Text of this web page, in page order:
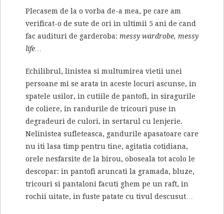
Plecasem de la o vorba de-a mea, pe care am
verificat-o de sute de ori in ultimii 5 ani de cand
fac audituri de garderoba: messy wardrobe, messy
life…
Echilibrul, linistea si multumirea vietii unei
persoane mi se arata in aceste locuri ascunse, in
spatele usilor, in cutiile de pantofi, in siragurile
de coliere, in randurile de tricouri puse in
degradeuri de culori, in sertarul cu lenjerie.
Nelinistea sufleteasca, gandurile apasatoare care
nu iti lasa timp pentru tine, agitatia cotidiana,
orele nesfarsite de la birou, oboseala tot acolo le
descopar: in pantofi aruncati la gramada, bluze,
tricouri si pantaloni facuti ghem pe un raft, in
rochii uitate, in fuste patate cu tivul descusut…